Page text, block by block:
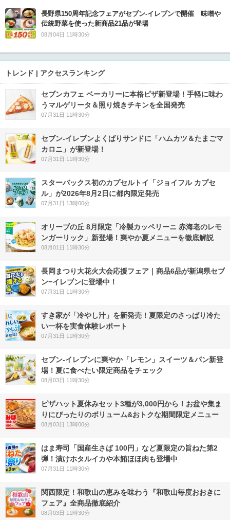
長野県150周年記念フェアがセブン-イレブンで開催 味噌や
伝統野菜を使った新商品21品が登場
08月04日 11時30分
トレンド | アクセスランキング
セブンカフェ ベーカリーに本格ピザ新登場！手軽に味わ
うマルゲリータ＆照り焼きチキンを全国発売
07月31日 11時30分
セブン‐イレブンよくばりサンドに「ハムカツ＆たまごマ
カロニ」が新登場！
07月31日 11時30分
スターバックス初のカプセルトイ「ジョイフル カプセ
ル」が2026年8月2日に都内限定発売
07月31日 13時00分
オリーブの丘 8月限定「冷製カッペリーニ 赤海老のレモ
ンガーリック」新登場！爽やか夏メニューを徹底解説
08月01日 11時30分
長岡まつり大花火大会応援フェア｜商品6品が新潟県セブ
ン−イレブンに登場中！
07月31日 11時30分
すき家が「冷やし汁」を新発売！夏限定のさっぱり冷た
い一杯を実食体験レポート
07月31日 11時30分
セブン‐イレブンに爽やか「レモン」スイーツ＆パン新登
場！夏に食べたい限定商品をチェック
08月03日 11時30分
ピザハット夏休みセット3種が3,000円から！お盆や集ま
りにぴったりのボリューム&おトクな期間限定メニュー
08月03日 13時00分
はま寿司「国産生さば 100円」など夏限定の旨ねた第2
弾！漬けホタルイカや本鮪ほほ肉も登場中
07月31日 11時30分
関西限定！和歌山の恵みを味わう『和歌山毎度おおきに
フェア』全商品徹底紹介
08月03日 11時30分